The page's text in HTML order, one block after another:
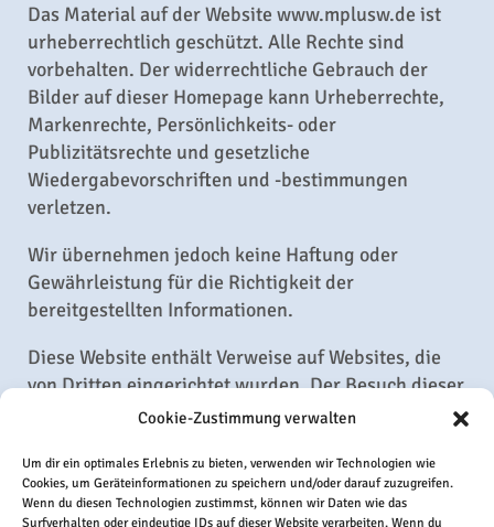
Cookie-Zustimmung verwalten
Um dir ein optimales Erlebnis zu bieten, verwenden wir Technologien wie
Cookies, um Geräteinformationen zu speichern und/oder darauf zuzugreifen.
Wenn du diesen Technologien zustimmst, können wir Daten wie das
Surfverhalten oder eindeutige IDs auf dieser Website verarbeiten. Wenn du
Das Material auf der Website www.mplusw.de ist
urheberrechtlich geschützt. Alle Rechte sind
vorbehalten. Der widerrechtliche Gebrauch der
Bilder auf dieser Homepage kann Urheberrechte,
Markenrechte, Persönlichkeits- oder
Publizitätsrechte und gesetzliche
Wiedergabevorschriften und -bestimmungen
verletzen.
Wir übernehmen jedoch keine Haftung oder
Gewährleistung für die Richtigkeit der
bereitgestellten Informationen.
Diese Website enthält Verweise auf Websites, die
von Dritten eingerichtet wurden. Der Besuch dieser
Websites geschieht auf eigenes Risiko der
Ingenieure PartmbB hat keinerlei Kontrolle über
die Websites und die dort angebotenen